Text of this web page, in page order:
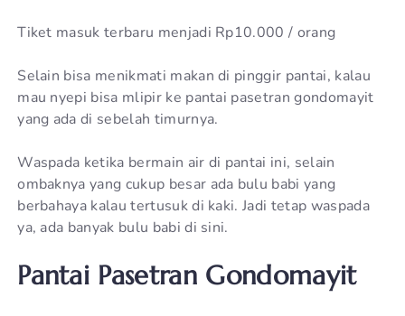
Tiket masuk terbaru menjadi Rp10.000 / orang
Selain bisa menikmati makan di pinggir pantai, kalau
mau nyepi bisa mlipir ke pantai pasetran gondomayit
yang ada di sebelah timurnya.
Waspada ketika bermain air di pantai ini, selain
ombaknya yang cukup besar ada bulu babi yang
berbahaya kalau tertusuk di kaki. Jadi tetap waspada
ya, ada banyak bulu babi di sini.
Pantai Pasetran Gondomayit